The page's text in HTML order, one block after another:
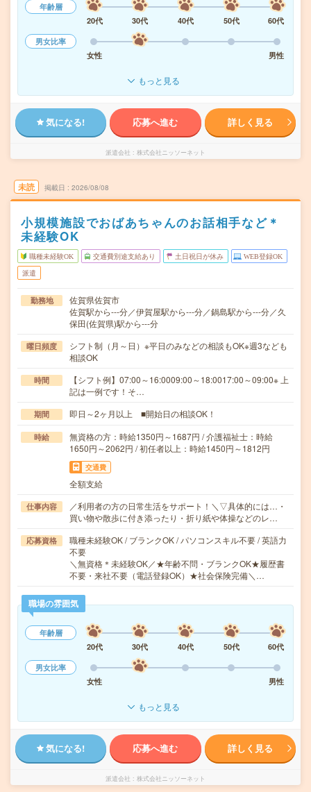
年齢層
20代
30代 40代 50代
60代
男女比率
女性
男性
もっと見る
気になる! 応募へ進む 詳しく見る
派遣会社 株式会社ニッソーネット
未読 掲載日 2026/08/08
小規模施設でおばあちゃんのお話相手など＊
未経験OK
職種未経験OK 交通費別途支給あり 土日祝日が休み WEB登録OK
派遣
勤務地
佐賀県佐賀市
佐賀駅から---分／伊賀屋駅から---分／鍋島駅から---分／久
保田(佐賀県)駅から---分
曜日頻度
シフト制（月～日）※平日のみなどの相談もOK※週3なども
相談OK
時間
【シフト例】07:00～16:0009:00～18:0017:00～09:00※ 上
記は一例です！そ…
期間 即日～2ヶ月以上 ■開始日の相談OK！
時給
無資格の方：時給1350円～1687円 / 介護福祉士：時給
1650円～2062円 / 初任者以上：時給1450円～1812円
交通費
全額支給
仕事内容
／利用者の方の日常生活をサポート！＼▽具体的には…・
買い物や散歩に付き添ったり・折り紙や体操などのレ…
応募資格
職種未経験OK / ブランクOK / パソコンスキル不要 / 英語力
不要
＼無資格＊未経験OK／★年齢不問・ブランクOK★履歴書
不要・来社不要（電話登録OK）★社会保険完備＼…
職場の雰囲気
年齢層
20代
30代 40代 50代
60代
男女比率
女性
男性
もっと見る
気になる! 応募へ進む 詳しく見る
派遣会社 株式会社ニッソーネット